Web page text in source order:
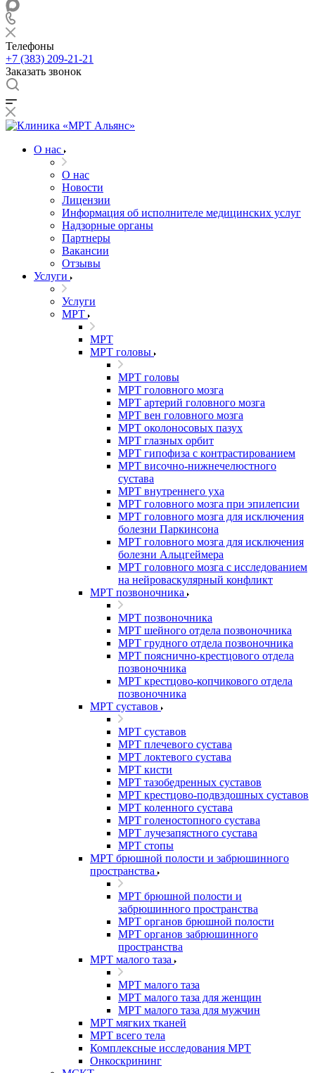
Телефоны
+7 (383) 209-21-21
Заказать звонок
О нас
О нас
Новости
Лицензии
Информация об исполнителе медицинских услуг
Надзорные органы
Партнеры
Вакансии
Отзывы
Услуги
Услуги
МРТ
МРТ
МРТ головы
МРТ головы
МРТ головного мозга
МРТ артерий головного мозга
МРТ вен головного мозга
МРТ околоносовых пазух
МРТ глазных орбит
МРТ гипофиза с контрастированием
МРТ височно-нижнечелюстного
сустава
МРТ внутреннего уха
МРТ головного мозга при эпилепсии
МРТ головного мозга для исключения
болезни Паркинсона
МРТ головного мозга для исключения
болезни Альцгеймера
МРТ головного мозга с исследованием
на нейроваскулярный конфликт
МРТ позвоночника
МРТ позвоночника
МРТ шейного отдела позвоночника
МРТ грудного отдела позвоночника
МРТ пояснично-крестцового отдела
позвоночника
МРТ крестцово-копчикового отдела
позвоночника
МРТ суставов
МРТ суставов
МРТ плечевого сустава
МРТ локтевого сустава
МРТ кисти
МРТ тазобедренных суставов
МРТ крестцово-подвздошных суставов
МРТ коленного сустава
МРТ голеностопного сустава
МРТ лучезапястного сустава
МРТ стопы
МРТ брюшной полости и забрюшинного
пространства
МРТ брюшной полости и
забрюшинного пространства
МРТ органов брюшной полости
МРТ органов забрюшинного
пространства
МРТ малого таза
МРТ малого таза
МРТ малого таза для женщин
МРТ малого таза для мужчин
МРТ мягких тканей
МРТ всего тела
Комплексные исследования МРТ
Онкоскрининг